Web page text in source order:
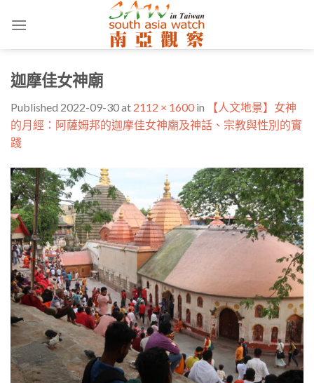
迦摩佳女神廟
Published 2022-09-30at 2112 × 1600 in
【人文地景】女神
的月經：阿薩姆邦的迦摩佳女神廟及神話、宗教與性別的實
踐